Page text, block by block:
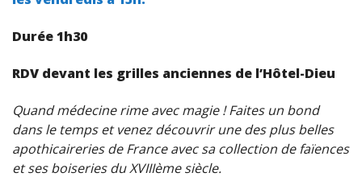
Durée 1h30
RDV devant les grilles anciennes de l’Hôtel-Dieu
Quand médecine rime avec magie ! Faites un bond
dans le temps et venez découvrir une des plus belles
apothicaireries de France avec sa collection de faïences
et ses boiseries du XVIIIème siècle.